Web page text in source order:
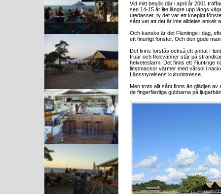
Vid mitt besök där i april år 2001
sen 14-15 år lite längre upp längs
utedasset, ty det var ett knepigt
sånt vet att det är inte alldeles enkelt
Och kanske är det Fluntinge i dag,
ett finurligt fönster. Och den gode
Det finns förstås också ett annat
fruar och flickvänner står på
helveteslarm. Det finns ett Fluntinge
limpmackor värmer med vårsol i
Länsstyrelsens kulturintresse.
Men trots allt sånt finns än glädjen
de fingerfärdiga gubbarna på